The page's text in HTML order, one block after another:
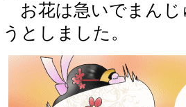
お花は急いでまんじ
うとしました。